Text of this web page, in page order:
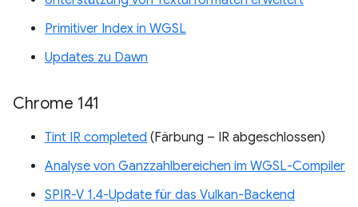
Primitiver Index in WGSL
Updates zu Dawn
Chrome 141
Tint IR completed (Färbung – IR abgeschlossen)
Analyse von Ganzzahlbereichen im WGSL-Compiler
SPIR-V 1.4-Update für das Vulkan-Backend